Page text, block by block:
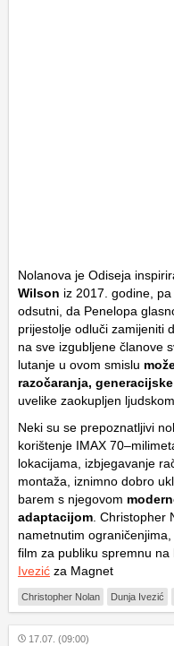
Nolanova je Odiseja
Wilson iz 2017. godine,
odsutni, da Penelopa
prijestolje odluči zamijeniti
na sve izgubljene članove
lutanje u ovom smislu
razočaranja,
uvelike zaokupljen
Neki su se prepoznatljivi
korištenje IMAX
lokacijama, izbjegavanje
montaža, iznimno dobro
barem s njegovom
adaptacijom . Christopher
nametnutim
film za publiku spremnu
Ivezić za Magnet
Christopher Nolan Dunja Ivezić
17.07. (09:00)